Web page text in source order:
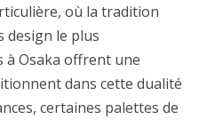
où la tradition
design le plus
à Osaka offrent une
dans cette dualité
certaines palettes de